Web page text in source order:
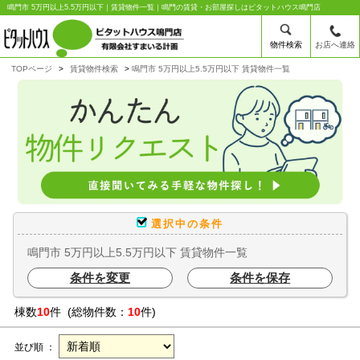
鳴門市 5万円以上5.5万円以下｜賃貸物件一覧｜鳴門の賃貸・お部屋探しはピタットハウス鳴門店
物件検索 お店へ連絡
TOPページ 賃貸物件検索 鳴門市 5万円以上5.5万円以下 賃貸物件一覧
選択中の条件
鳴門市 5万円以上5.5万円以下 賃貸物件一覧
条件を変更 条件を保存
棟数10件 (総物件数： 10件)
並び順 ：